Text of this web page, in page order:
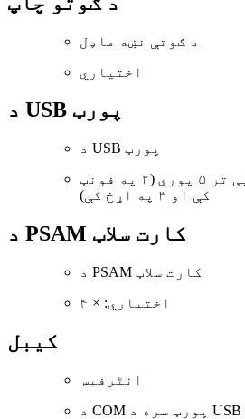
د ګوتې نښه ماډل
اختیاري
د USB پورټ
د USB پورټ
اختیاري: اعظمي حد یې تر ۵ پورې (۲ په فونټ
کې او ۳ په اړخ کې)
د PSAM کارت سلاټ
د PSAM کارت سلاټ
اختیاري: × ۴
کیبل
انٹرفیس